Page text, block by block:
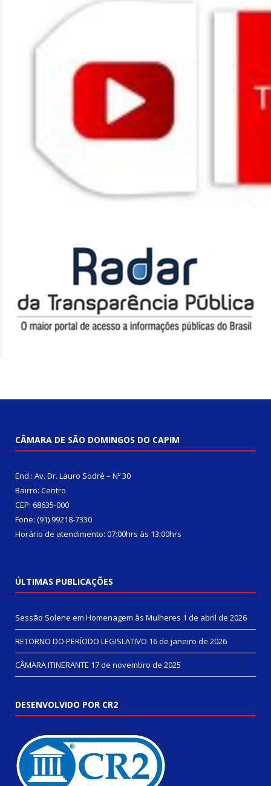
CÂMARA DE SÃO DOMINGOS DO CAPIM
End.: Av. Dr. Lauro Sodré – Nº 30
Bairro: Centro
CEP: 68635-000
Fone: (91) 99218-7330
Horário de atendimento: 07:00hrs às 13:00hrs
ÚLTIMAS PUBLICAÇÕES
Sessão Solene em Homenagem às Mulheres 1 de abril de 2026
RETORNO DO PERÍODO LEGISLATIVO 16 de janeiro de 2026
CÂMARA ITINERANTE 17 de novembro de 2025
DESENVOLVIDO POR CR2